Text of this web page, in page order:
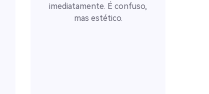
imediatamente. É confuso,
mas estético.